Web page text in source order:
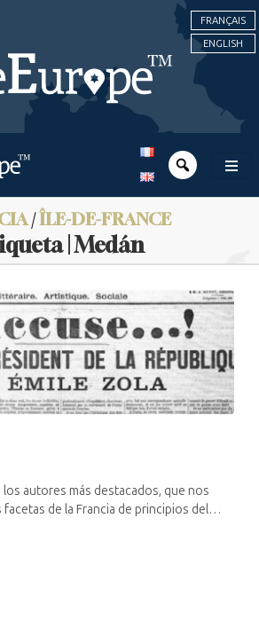
FRANÇAIS
ENGLISH
/ÎLE-DE-FRANCE
| Medán
los autores más destacados, que nos
de la Francia de principios del